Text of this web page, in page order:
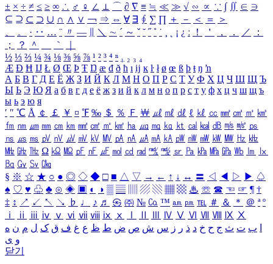
± × ÷ ≠ ≤ ≥ ∞ ∴ ♂ ♀ ∠ ⊥ ⌒ ∂ ∇ ≡ ≒ ≪ ≫ √ ∽ ∝ ∵ ∫ ∬ ∈ ∋
⊆ ⊇ ⊂ ⊃ ∪ ∩ ∧ ∨ ￢ ⇒ ⇔ ∀ ∃ ∮ ∑ ∏ ＋ － ＜ ＝
＞
、
。 · ‥ … ¨ 〃 ― ＼ ∼ ´ ～ ˇ ˘ ˝ ˚ ˙ ¸ ¡ ¿ ː ！ ＇ ， ． ／
：
；
？ ＾ ｀
½ ⅓ ⅔ ¼ ¾ ⅛ ⅜ ⅝ ⅞ ¹ ² ³ ⁴ ⁿ ₁ ₂ ₃ ₄
Æ Ð Ħ Ĳ Ł Ø Œ Þ Ŧ Ŋ æ đ ð ħ ı ĳ ĸ ŀ ł ø œ ß þ ŧ ŋ ŉ
А Б В Г Д Е Ё Ж З И Й К Л М Н О П Р С Т У Ф Х Ц Ч Ш Щ Ъ
Ы Ь Э Ю Я а б в г д е ё ж з и й к л м н о п р с т у ф х ц ч ш щ ъ
ы ь э ю я
′ ″ ℃ Å ￠ ￡ ￥ ¤ ℉ ‰ ＄ ％ Ｆ ￦ ㎕ ㎖ ㎗ ℓ ㎘ ㏄ ㎣ ㎤ ㎥ ㎦
㎙ ㎚ ㎛ ㎜ ㎝ ㎞ ㎟ ㎠ ㎡ ㎢ ㏊ ㎍ ㎎ ㎏ ㏏ ㎈ ㎉ ㏈ ㎧ ㎨ ㎰
㎱ ㎲ ㎳ ㎴ ㎵ ㎶ ㎷ ㎸ ㎹ ㎀ ㎁ ㎂ ㎃ ㎄ ㎺ ㎻ ㎽ ㎾ ㎿ ㎐ ㎑
㎒ ㎓ ㎔ Ω ㏀ ㏁ ㎊ ㎋ ㎌ ㏖ ㏅ ㎭ ㎮ ㎯ ㏛ ㎩ ㎪ ㎫ ㎬ ㏝ ㏐
㏓
㏃ ㏉ ㏜ ㏆
§ ※ ☆ ★ ○ ● ◎ ◇ ◆ □ ■ △ ▽ → ← ↑ ↓ ↔ 〓 ◁ ◀ ▷ ▶ ♤
♠ ♡ ♥ ♧ ♣ ⊙ ◈ ▣ ◐ ◑ ▒ ▤ ▨ ▧ ▦ ▩ ♨ ☏ ☎ ☜ ☞ ¶ †
‡ ↕ ↗ ↙ ↖ ↘ ♭ ♩ ♪ ♬ ㉿ ㈜ № ㏇ ™ ㏂ ㏘ ℡ ＃ ＆ ＊ ＠ ª º
ⅰ
ⅱ ⅲ ⅳ ⅴ ⅵ ⅶ ⅷ ⅸ ⅹ Ⅳ Ⅴ Ⅵ Ⅶ Ⅷ Ⅸ Ⅹ
ب ت ث ج ح خ د ذ ر ز س ش ص ض ط ظ ع غ ف ق ک ل م ن ه
و ی
닫기